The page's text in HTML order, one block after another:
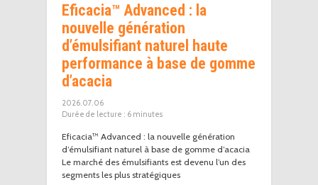
Eficacia™ Advanced : la
nouvelle génération
d’émulsifiant naturel haute
performance à base de gomme
d’acacia
2026.07.06
6 minutes
Eficacia™ Advanced : la nouvelle génération
d’émulsifiant naturel à base de gomme d’acacia
Le marché des émulsifiants est devenu l’un des
segments les plus stratégiques